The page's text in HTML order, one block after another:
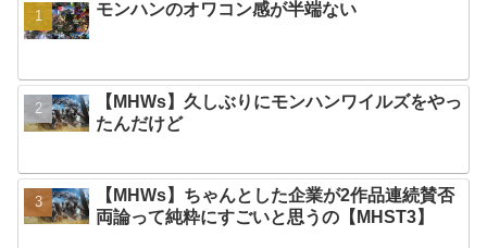
モンハンのオワコン感が半端ない
【MHWs】久しぶりにモンハンワイルズをやっ
たんだけど
【MHWs】ちゃんとした企業が2作品連続賛否
両論って純粋にすごいと思うの【MHST3】